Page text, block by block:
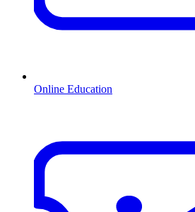
Online Education